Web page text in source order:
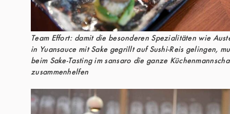
Team Effort: damit die besonderen Spezialitäten wie
in Yuansauce mit Sake gegrillt auf Sushi-Reis gelingen,
beim Sake-Tasting im sansaro die ganze
zusammenhelfen